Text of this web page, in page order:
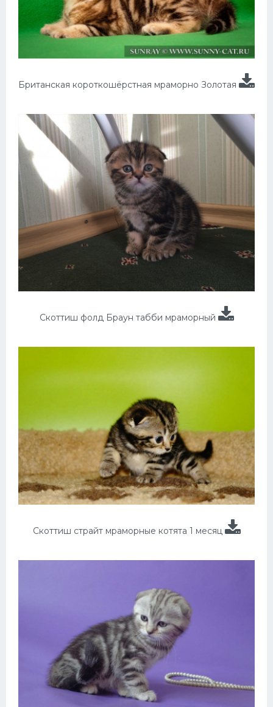
Британская короткошёрстная мраморно Золотая
Скоттиш фолд Браун табби мраморный
Скоттиш страйт мраморные котята 1 месяц